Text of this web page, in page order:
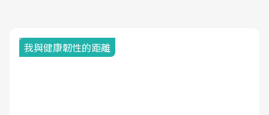
我與健康韌性的距離